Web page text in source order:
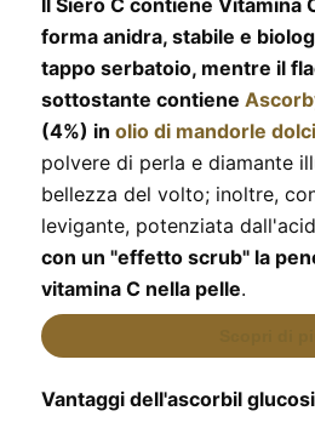
Il Siero C contiene Vitamina
forma anidra, stabile e
tappo serbatoio, mentre il
sottostante contiene
(4%) in olio di mandorle dolci
polvere di perla e diamante
bellezza del volto; inoltre,
levigante, potenziata
con un "effetto scrub" la
vitamina C nella pelle.
Vantaggi dell'ascorbil